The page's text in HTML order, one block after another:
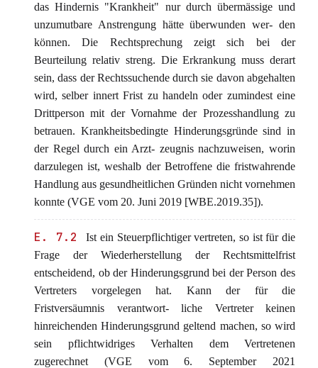
das Hindernis "Krankheit" nur durch übermässige und
unzumutbare Anstrengung hätte überwunden wer- den
können. Die Rechtsprechung zeigt sich bei der
Beurteilung relativ streng. Die Erkrankung muss derart
sein, dass der Rechtssuchende durch sie davon abgehalten
wird, selber innert Frist zu handeln oder zumindest eine
Drittperson mit der Vornahme der Prozesshandlung zu
betrauen. Krankheitsbedingte Hinderungsgründe sind in
der Regel durch ein Arzt- zeugnis nachzuweisen, worin
darzulegen ist, weshalb der Betroffene die fristwahrende
Handlung aus gesundheitlichen Gründen nicht vornehmen
konnte (VGE vom 20. Juni 2019 [WBE.2019.35]).
E. 7.2
Ist ein Steuerpflichtiger vertreten, so ist für die
Frage der Wiederherstellung der Rechtsmittelfrist
entscheidend, ob der Hinderungsgrund bei der Person des
Vertreters vorgelegen hat. Kann der für die
Fristversäumnis verantwort- liche Vertreter keinen
hinreichenden Hinderungsgrund geltend machen, so wird
sein pflichtwidriges Verhalten dem Vertretenen
zugerechnet (VGE vom 6. September 2021